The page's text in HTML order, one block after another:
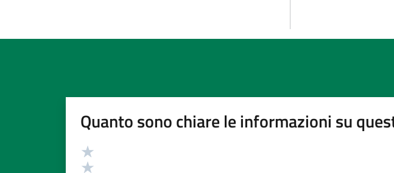
Quanto sono chiare le informazioni su
Valutazione